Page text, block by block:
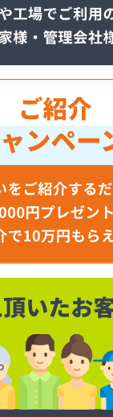
会社
越谷営業所
川口営業所
白岡営業所
西坂戸サービス
サービス燃料課西
サービス燃料課南
グ 戸田営業所
グ 朝霞営業所
ス関東 埼玉営業
ス関東 飯能営業
業エコロジー